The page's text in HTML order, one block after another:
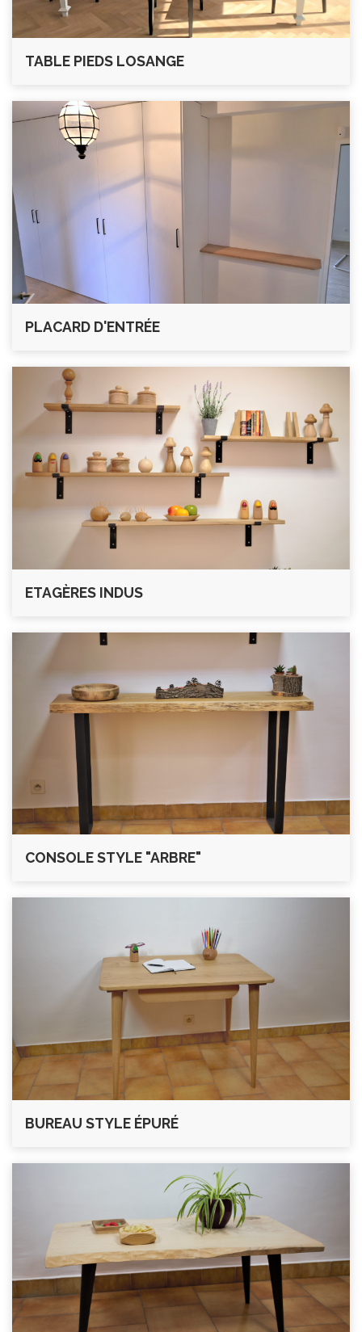
TABLE PIEDS LOSANGE
PLACARD D'ENTRÉE
ETAGÈRES INDUS
CONSOLE STYLE "ARBRE"
BUREAU STYLE ÉPURÉ